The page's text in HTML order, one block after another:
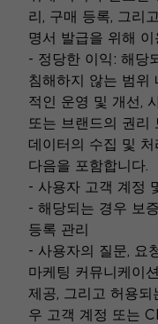
리, 구매 등록, 그리
명서 발급을 위해 이
- 정당한 이익: 해당
침해하지 않는 범위
적인 운영 및 개선,
또는 브랜드의 권리
데이터의 수집 및
다음을 포함합니다.
- 사용자 고객 계정
- 해당되는 경우 보
등록 관리
- 사용자의 질문, 요
마케팅 커뮤니케이
제공, 그리고 허용
우 고객 계정 또는